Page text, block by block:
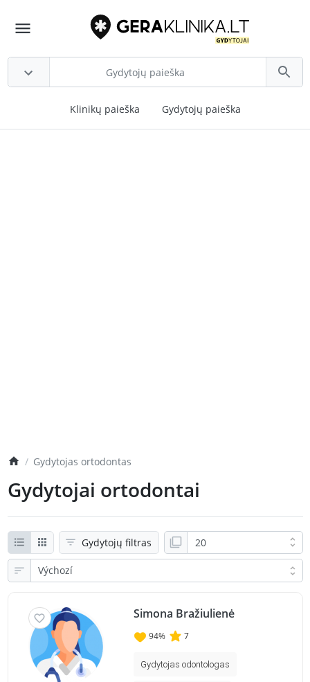
Klinikų paieška Gydytojų paieška
Gydytojas ortodontas
Gydytojai ortodontai
Gydytojų filtras
Simona Bražiulienė
94% 7
Gydytojas odontologas